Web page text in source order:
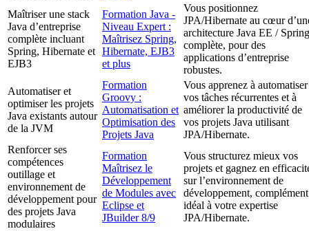
Maîtriser une stack
Java d’entreprise
complète incluant
Spring, Hibernate et
EJB3
Formation Java -
Niveau Expert :
Maîtrisez Spring,
Hibernate, EJB3
et plus
Vous positionnez
JPA/Hibernate au cœur
architecture Java EE / Spring
complète, pour des
applications d’entreprise
robustes.
Automatiser et
optimiser les projets
Java existants autour
de la JVM
Formation
Groovy :
Automatisation et
Optimisation des
Projets Java
Vous apprenez à automatiser
vos tâches récurrentes et à
améliorer la productivité de
vos projets Java utilisant
JPA/Hibernate.
Renforcer ses
compétences
outillage et
environnement de
développement pour
des projets Java
modulaires
Formation
Maîtrisez le
Développement
de Modules avec
Eclipse et
JBuilder 8/9
Vous structurez mieux vos
projets et gagnez en
sur l’environnement de
développement, complément
idéal à votre expertise
JPA/Hibernate.